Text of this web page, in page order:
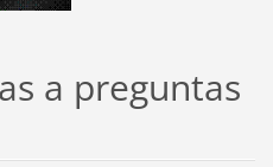
a preguntas